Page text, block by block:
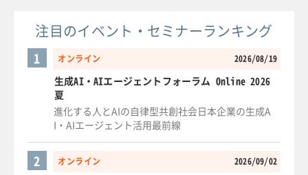
注目のイベント・セミナーランキング
オンライン 2026/08/19
1
生成AI・AIエージェントフォーラム Online 2026
夏
進化する人とAIの自律型共創社会日本企業の生成A
I・AIエージェント活用最前線
オンライン 2026/09/02
2